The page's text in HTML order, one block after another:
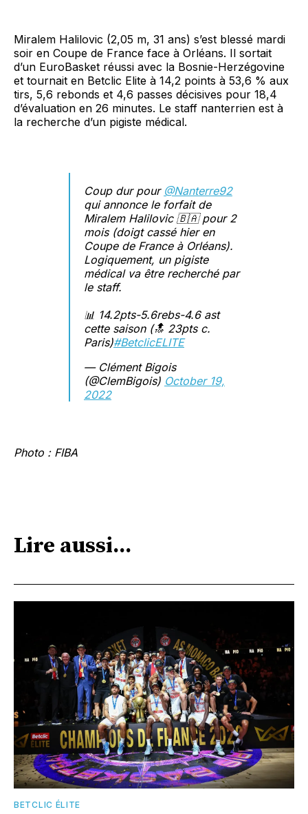
Miralem Halilovic (2,05 m, 31 ans) s’est blessé mardi
soir en Coupe de France face à Orléans. Il sortait
d’un EuroBasket réussi avec la Bosnie-Herzégovine
et tournait en Betclic Elite à 14,2 points à 53,6 % aux
tirs, 5,6 rebonds et 4,6 passes décisives pour 18,4
d’évaluation en 26 minutes. Le staff nanterrien est à
la recherche d’un pigiste médical.
Coup dur pour @Nanterre92
qui annonce le forfait de
Miralem Halilovic 🇧🇦 pour 2
mois (doigt cassé hier en
Coupe de France à Orléans).
Logiquement, un pigiste
médical va être recherché par
le staff.
📊 14.2pts-5.6rebs-4.6 ast
cette saison (🔝 23pts c.
Paris)#BetclicELITE
— Clément Bigois
(@ClemBigois) October 19,
2022
Photo : FIBA
Lire aussi...
BETCLIC ÉLITE